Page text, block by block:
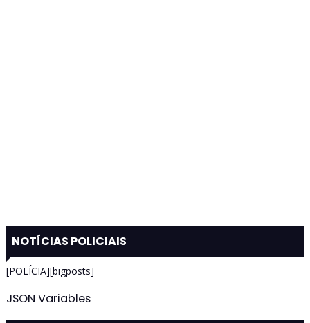
NOTÍCIAS POLICIAIS
[POLÍCIA][bigposts]
JSON Variables